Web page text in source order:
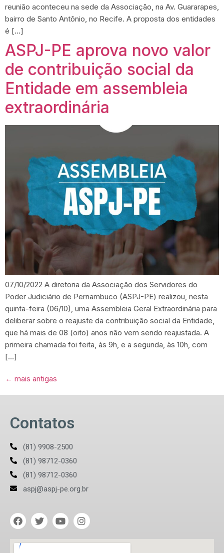
reunião aconteceu na sede da Associação, na Av. Guararapes,
bairro de Santo Antônio, no Recife. A proposta dos entidades
é […]
ASPJ-PE aprova novo valor
de contribuição social da
Entidade em assembleia
extraordinária
07/10/2022 A diretoria da Associação dos Servidores do
Poder Judiciário de Pernambuco (ASPJ-PE) realizou, nesta
quinta-feira (06/10), uma Assembleia Geral Extraordinária para
deliberar sobre o reajuste da contribuição social da Entidade,
que há mais de 08 (oito) anos não vem sendo reajustada. A
primeira chamada foi feita, às 9h, e a segunda, às 10h, com
[…]
← mais antigas
Contatos
(81) 9908-2500
(81) 98712-0360
(81) 98712-0360
aspj@aspj-pe.org.br